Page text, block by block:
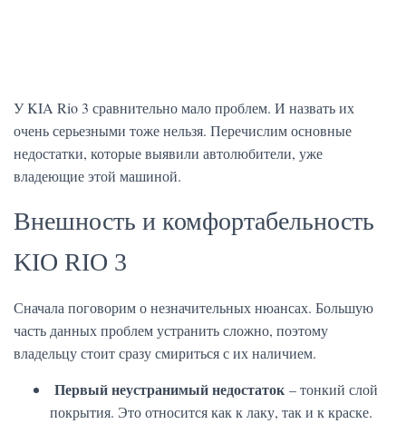
У KIA Rio 3 сравнительно мало проблем. И назвать их
очень серьезными тоже нельзя. Перечислим основные
недостатки, которые выявили автолюбители, уже
владеющие этой машиной.
Внешность и комфортабельность
KIO RIO 3
Сначала поговорим о незначительных нюансах. Большую
часть данных проблем устранить сложно, поэтому
владельцу стоит сразу смириться с их наличием.
Первый неустранимый недостаток – тонкий слой
покрытия. Это относится как к лаку, так и к краске.